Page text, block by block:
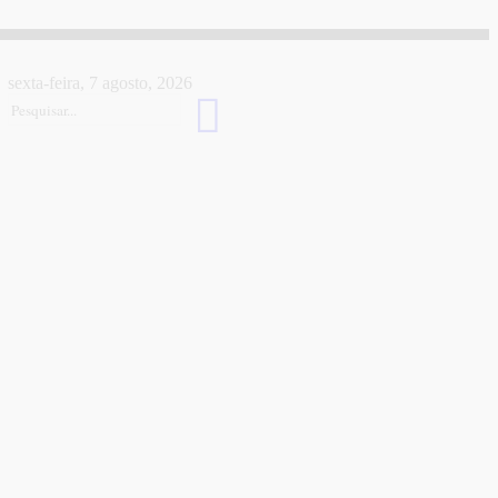
sexta-feira, 7 agosto, 2026